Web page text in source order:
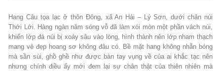
Hang Câu tọa lạc ở thôn Đông, xã An Hải – Lý Sơn, dưới chân núi
Thới Lới. Hàng ngàn năm sóng vỗ đã làm xói mòn một phần vách núi,
khiến lớp đá núi bị xoáy sâu vào lòng, hình thành nên lớp nham thạch
mang vẻ đẹp hoang sơ không đâu có. Bề mặt hang không nhẵn bóng
mà sần sùi, ghồ ghề như được bàn tay vụng về của ai khắc tạc nên
nhưng chính điều ấy mới đem lại sự chân thật của thiên nhiên mà